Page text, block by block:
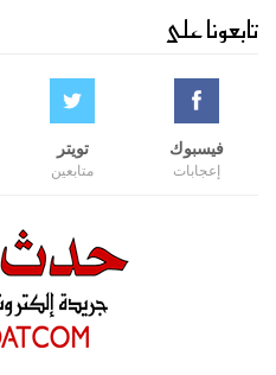
تابعونا على
فيسبوك
إعجابات
تويتر
متابعين